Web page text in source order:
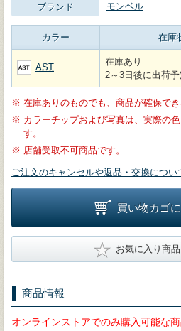
ブランド モンベル
カラー 在庫
AST
在庫あり
2～3日後に出荷予
※ 在庫ありのものでも、商品が確保でき
※ カラーチップおよび写真は、実際の
す。
※ 店舗受取不可商品です。
ご注文のキャンセルや返品・交換につい
買い物カゴ
★ お気に入り商
商品情報
オンラインストアでのみ購入可能な商